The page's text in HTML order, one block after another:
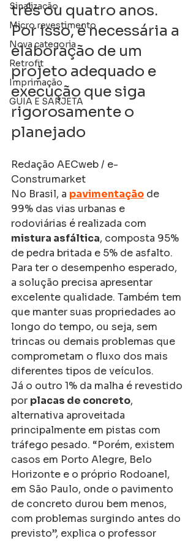
Sinalização
Micro revestimento
Nova categoria
Retrofit
Imprimação
GUIA E SARJETA
três ou quatro anos.
Por isso, é necessária a
elaboração de um
projeto adequado e
execução que siga
rigorosamente o
planejado
Redação AECweb / e-
Construmarket
No Brasil, a pavimentação de
99% das vias urbanas e
rodoviárias é realizada com
mistura asfáltica, composta 95%
de pedra britada e 5% de asfalto.
Para ter o desempenho esperado,
a solução precisa apresentar
excelente qualidade. Também tem
que manter suas propriedades ao
longo do tempo, ou seja, sem
trincas ou demais problemas que
comprometam o fluxo dos mais
diferentes tipos de veículos.
Já o outro 1% da malha é revestido
por placas de concreto,
alternativa aproveitada
principalmente em pistas com
tráfego pesado. “Porém, existem
casos em Porto Alegre, Belo
Horizonte e o próprio Rodoanel,
em São Paulo, onde o pavimento
de concreto durou bem menos,
com problemas surgindo antes do
previsto”, explica o professor